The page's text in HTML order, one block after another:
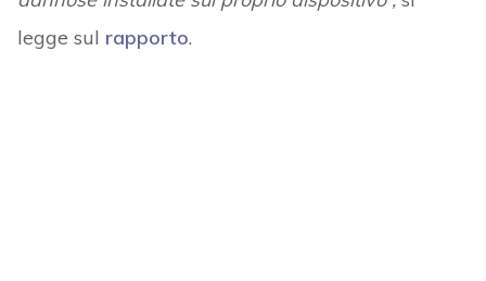
legge sul rapporto.